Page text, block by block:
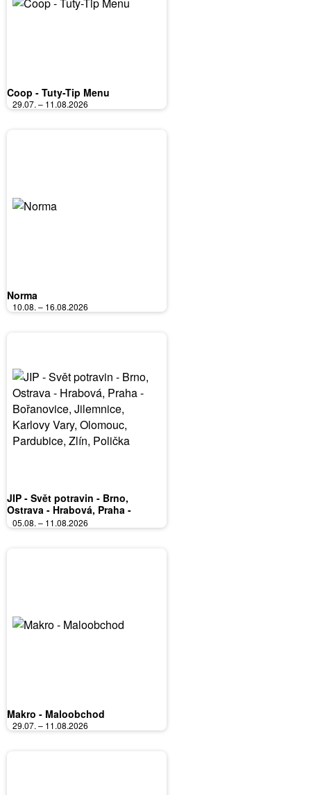
Coop - Tuty-Tip Menu
29.07. – 11.08.2026
Norma
10.08. – 16.08.2026
JIP - Svět potravin - Brno,
Ostrava - Hrabová, Praha -
Bořanovice, Jilemnice, Karlovy
Vary, Olomouc, Pardubice, Zlín,
05.08. – 11.08.2026
Makro - Maloobchod
29.07. – 11.08.2026